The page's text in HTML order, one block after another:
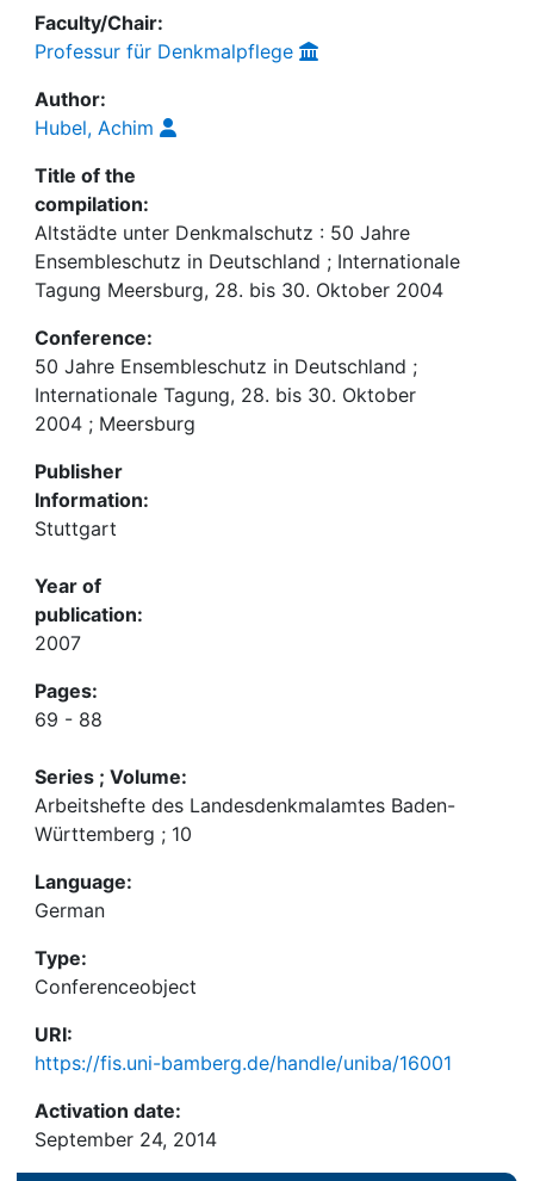
Faculty/Chair:
Professur für Denkmalpflege
Author:
Hubel, Achim
Title of the
compilation:
Altstädte unter Denkmalschutz : 50 Jahre
Ensembleschutz in Deutschland ; Internationale
Tagung Meersburg, 28. bis 30. Oktober 2004
Conference:
50 Jahre Ensembleschutz in Deutschland ;
Internationale Tagung, 28. bis 30. Oktober
2004 ; Meersburg
Publisher
Information:
Stuttgart
Year of
publication:
2007
Pages:
69 - 88
Series ; Volume:
Arbeitshefte des Landesdenkmalamtes Baden-
Württemberg ; 10
Language:
German
Type:
Conferenceobject
URI:
https://fis.uni-bamberg.de/handle/uniba/16001
Activation date:
September 24, 2014